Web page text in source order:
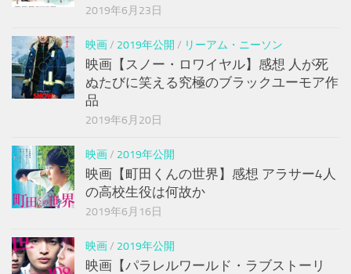
2019年6月23日
映画/ 2019年公開 / リーアム・ニーソン
映画【スノー・ロワイヤル】感想 人が死
ぬたびに笑える究極のブラックユーモア作
品
2019年6月20日
映画/ 2019年公開
映画【町田くんの世界】感想 アラサー4人
の高校生役は何故か
2019年6月16日
映画/ 2019年公開
映画【パラレルワールド・ラブストーリ